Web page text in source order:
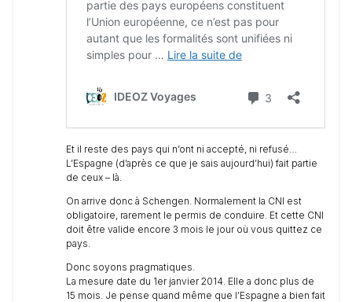
Et il reste des pays qui n’ont ni accepté, ni refusé…
L’Espagne (d’après ce que je sais aujourd’hui) fait partie
de ceux – là.
On arrive donc à Schengen. Normalement la CNI est
obligatoire, rarement le permis de conduire. Et cette CNI
doit être valide encore 3 mois le jour où vous quittez ce
pays.
Donc soyons pragmatiques.
La mesure date du 1er janvier 2014. Elle a donc plus de
15 mois. Je pense quand même que l’Espagne a bien fait